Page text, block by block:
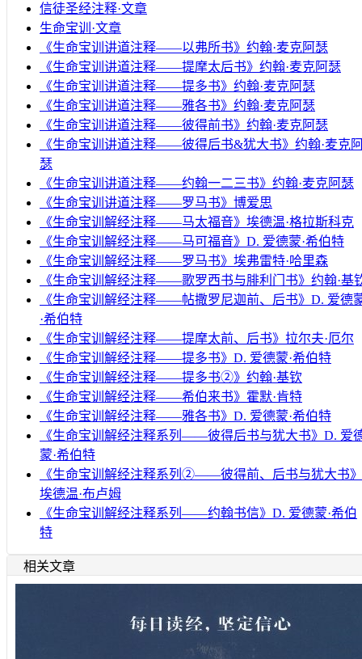
信徒圣经注释·文章
生命宝训·文章
《生命宝训讲道注释——以弗所书》约翰·麦克阿瑟
《生命宝训讲道注释——提摩太后书》约翰·麦克阿瑟
《生命宝训讲道注释——提多书》约翰·麦克阿瑟
《生命宝训讲道注释——雅各书》约翰·麦克阿瑟
《生命宝训讲道注释——彼得前书》约翰·麦克阿瑟
《生命宝训讲道注释——彼得后书&犹大书》约翰·麦克
瑟
《生命宝训讲道注释——约翰一二三书》约翰·麦克阿瑟
《生命宝训讲道注释——罗马书》博爱思
《生命宝训解经注释——马太福音》埃德温·格拉斯科克
《生命宝训解经注释——马可福音》D. 爱德蒙·希伯特
《生命宝训解经注释——罗马书》埃弗雷特·哈里森
《生命宝训解经注释——歌罗西书与腓利门书》约翰·基
《生命宝训解经注释——帖撒罗尼迦前、后书》D. 爱德
·希伯特
《生命宝训解经注释——提摩太前、后书》拉尔夫·厄尔
《生命宝训解经注释——提多书》D. 爱德蒙·希伯特
《生命宝训解经注释——提多书②》约翰·基钦
《生命宝训解经注释——希伯来书》霍默·肯特
《生命宝训解经注释——雅各书》D. 爱德蒙·希伯特
《生命宝训解经注释系列——彼得后书与犹大书》D. 爱
蒙·希伯特
《生命宝训解经注释系列②——彼得前、后书与犹大书》
埃德温·布卢姆
《生命宝训解经注释系列——约翰书信》D. 爱德蒙·希伯
特
相关文章